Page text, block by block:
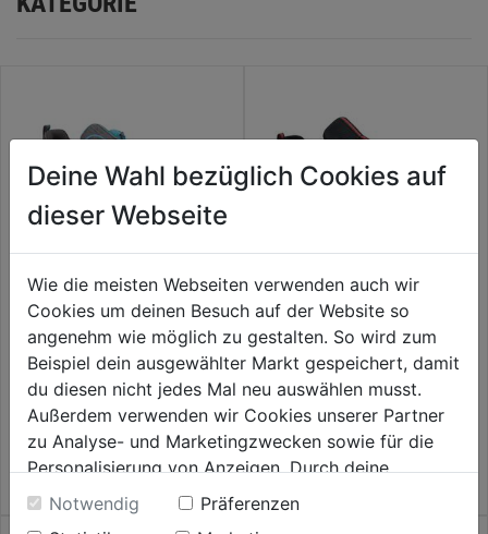
Sicherheitshalbschuh S1P
Maddie SRC ESD grau
(0)
0.0
von
Sternen.
114,99€
Sicherheitshalbschuh S3
Maddox SRC ESD schwarz/rot
Low
0.0
von
5
Sternen.
119,99€
Deine Wahl bezüglich Cookies auf
dieser Webseite
Wie die meisten Webseiten verwenden auch wir
Cookies um deinen Besuch auf der Website so
angenehm wie möglich zu gestalten. So wird zum
Beispiel dein ausgewählter Markt gespeichert, damit
du diesen nicht jedes Mal neu auswählen musst.
Außerdem verwenden wir Cookies unserer Partner
zu Analyse- und Marketingzwecken sowie für die
Personalisierung von Anzeigen. Durch deine
Einwilligung werden die Daten von Drittanbieter,
unter anderem auch in den USA, verarbeitet.
Notwendig
Präferenzen